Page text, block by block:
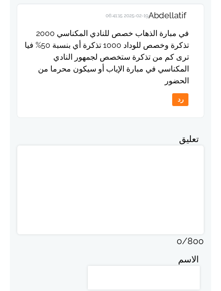
Abdellatif
2025-02-19 06:41:15
في مبارة الذهاب خصص للنادي المكناسي 2000
تذكرة وخصص للوداد 1000 تذكرة أي بنسبة 50% فيا
ترى كم من تذكرة ستخصص لجمهور النادي
المكناسي في مبارة الإياب أو سيكون محرما من
الحضور
رد
تعليق
0/800
الاسم